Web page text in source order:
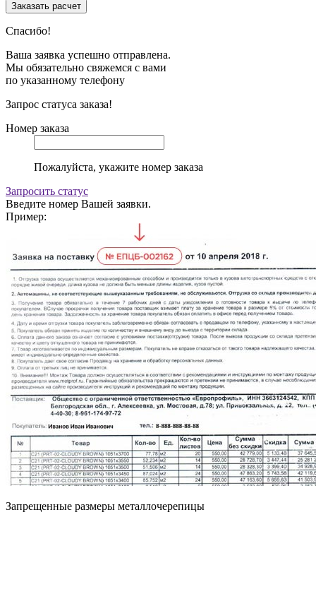
Спасибо!
Ваша заявка успешно отправлена.
Мы обязательно свяжемся с вами
по указанному телефону
Запрос статуса заказа!
Номер заказа
Пожалуйста, укажите номер заказа
Запросить статус
Введите номер Вашей заявки.
Пример:
Запрещенные размеры металлочерепицы